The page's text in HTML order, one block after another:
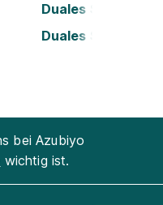
Duales Studium
Duales Studium
bei Azubiyo
wichtig ist.